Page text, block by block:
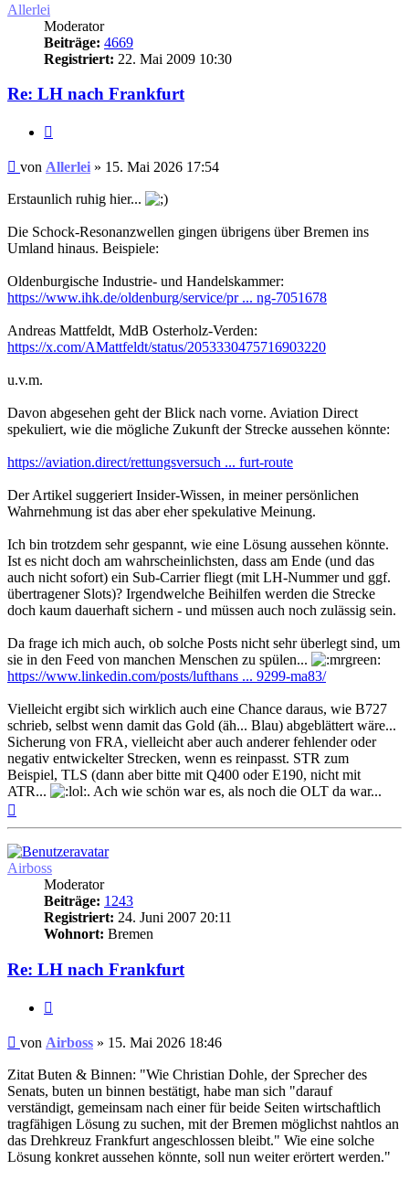
Allerlei
Moderator
Beiträge: 4669
Registriert: 22. Mai 2009 10:30
Re: LH nach Frankfurt
Ungelesener
von Allerlei » 15. Mai 2026 17:54
Erstaunlich ruhig hier...
Die Schock-Resonanzwellen gingen übrigens über Bremen ins
Umland hinaus. Beispiele:
Oldenburgische Industrie- und Handelskammer:
https://www.ihk.de/oldenburg/service/pr ... ng-7051678
Andreas Mattfeldt, MdB Osterholz-Verden:
https://x.com/AMattfeldt/status/2053330475716903220
u.v.m.
Davon abgesehen geht der Blick nach vorne. Aviation Direct
spekuliert, wie die mögliche Zukunft der Strecke aussehen könnte:
https://aviation.direct/rettungsversuch ... furt-route
Der Artikel suggeriert Insider-Wissen, in meiner persönlichen
Wahrnehmung ist das aber eher spekulative Meinung.
Ich bin trotzdem sehr gespannt, wie eine Lösung aussehen könnte.
Ist es nicht doch am wahrscheinlichsten, dass am Ende (und das
auch nicht sofort) ein Sub-Carrier fliegt (mit LH-Nummer und ggf.
übertragener Slots)? Irgendwelche Beihilfen werden die Strecke
doch kaum dauerhaft sichern - und müssen auch noch zulässig sein.
Da frage ich mich auch, ob solche Posts nicht sehr überlegt sind, um
sie in den Feed von manchen Menschen zu spülen...
https://www.linkedin.com/posts/lufthans ... 9299-ma83/
Vielleicht ergibt sich wirklich auch eine Chance daraus, wie B727
schrieb, selbst wenn damit das Gold (äh... Blau) abgeblättert wäre...
Sicherung von FRA, vielleicht aber auch anderer fehlender oder
negativ entwickelter Strecken, wenn es reinpasst. STR zum
Beispiel, TLS (dann aber bitte mit Q400 oder E190, nicht mit
ATR...
. Ach wie schön war es, als noch die OLT da war...
Airboss
Moderator
Beiträge: 1243
Registriert: 24. Juni 2007 20:11
Wohnort: Bremen
Re: LH nach Frankfurt
Ungelesener
von Airboss » 15. Mai 2026 18:46
Zitat Buten & Binnen: "Wie Christian Dohle, der Sprecher des
Senats, buten un binnen bestätigt, habe man sich "darauf
verständigt, gemeinsam nach einer für beide Seiten wirtschaftlich
tragfähigen Lösung zu suchen, mit der Bremen möglichst nahtlos an
das Drehkreuz Frankfurt angeschlossen bleibt." Wie eine solche
Lösung konkret aussehen könnte, soll nun weiter erörtert werden."